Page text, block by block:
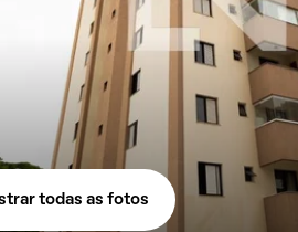
todas as fotos